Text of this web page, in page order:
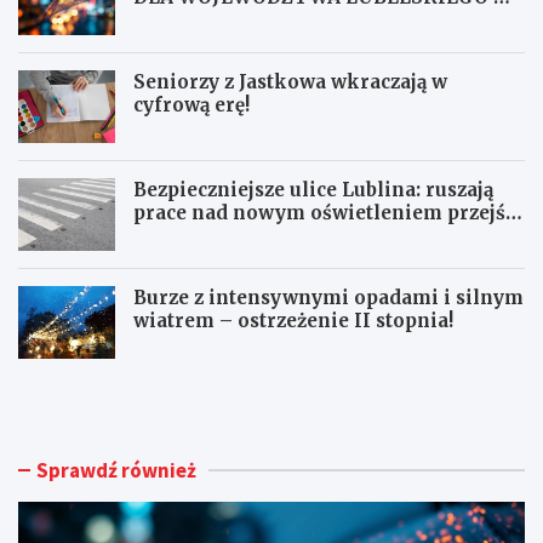
Seniorzy z Jastkowa wkraczają w
cyfrową erę!
Bezpieczniejsze ulice Lublina: ruszają
prace nad nowym oświetleniem przejść
Burze z intensywnymi opadami i silnym
wiatrem – ostrzeżenie II stopnia!
O
E
E
S
r
y
Sprawdź również